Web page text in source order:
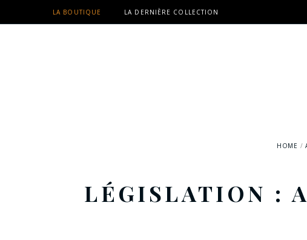
LA BOUTIQUE LA DERNIÈRE COLLECTION
HOME
LÉGISLATION :